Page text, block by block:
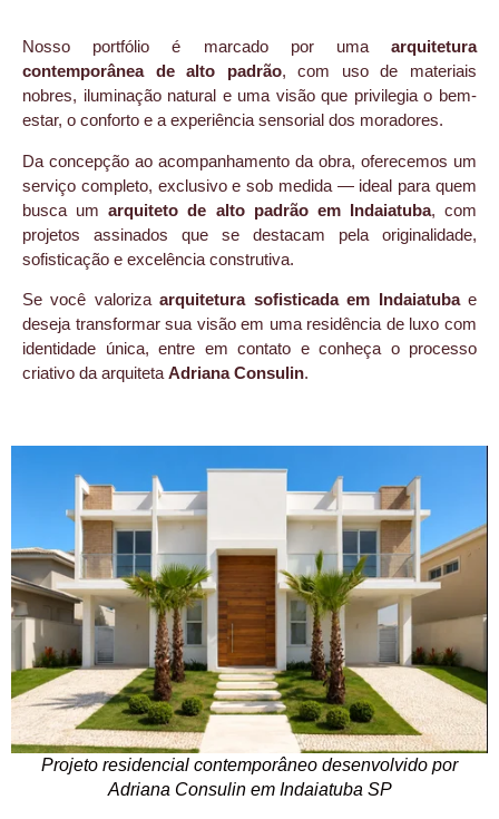
Nosso portfólio é marcado por uma arquitetura
contemporânea de alto padrão, com uso de materiais
nobres, iluminação natural e uma visão que privilegia o bem-
estar, o conforto e a experiência sensorial dos moradores.
Da concepção ao acompanhamento da obra, oferecemos um
serviço completo, exclusivo e sob medida — ideal para quem
busca umarquiteto de alto padrão em Indaiatuba, com
projetos assinados que se destacam pela originalidade,
sofisticação e excelência construtiva.
Se você valorizaarquitetura sofisticada em Indaiatubae
deseja transformar sua visão em uma residência de luxo com
identidade única, entre em contato e conheça o processo
criativo da arquiteta Adriana Consulin.
Projeto residencial contemporâneo desenvolvido por
Adriana Consulin em Indaiatuba SP